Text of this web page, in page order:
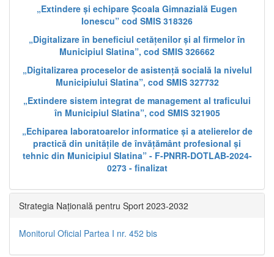
„Extindere și echipare Școala Gimnazială Eugen
Ionescu” cod SMIS 318326
„Digitalizare în beneficiul cetățenilor și al firmelor în
Municipiul Slatina”, cod SMIS 326662
„Digitalizarea proceselor de asistență socială la nivelul
Municipiului Slatina”, cod SMIS 327732
„Extindere sistem integrat de management al traficului
în Municipiul Slatina”, cod SMIS 321905
„Echiparea laboratoarelor informatice și a atelierelor de
practică din unitățile de învățământ profesional și
tehnic din Municipiul Slatina” - F-PNRR-DOTLAB-2024-
0273 - finalizat
Strategia Națională pentru Sport 2023-2032
Monitorul Oficial Partea I nr. 452 bis